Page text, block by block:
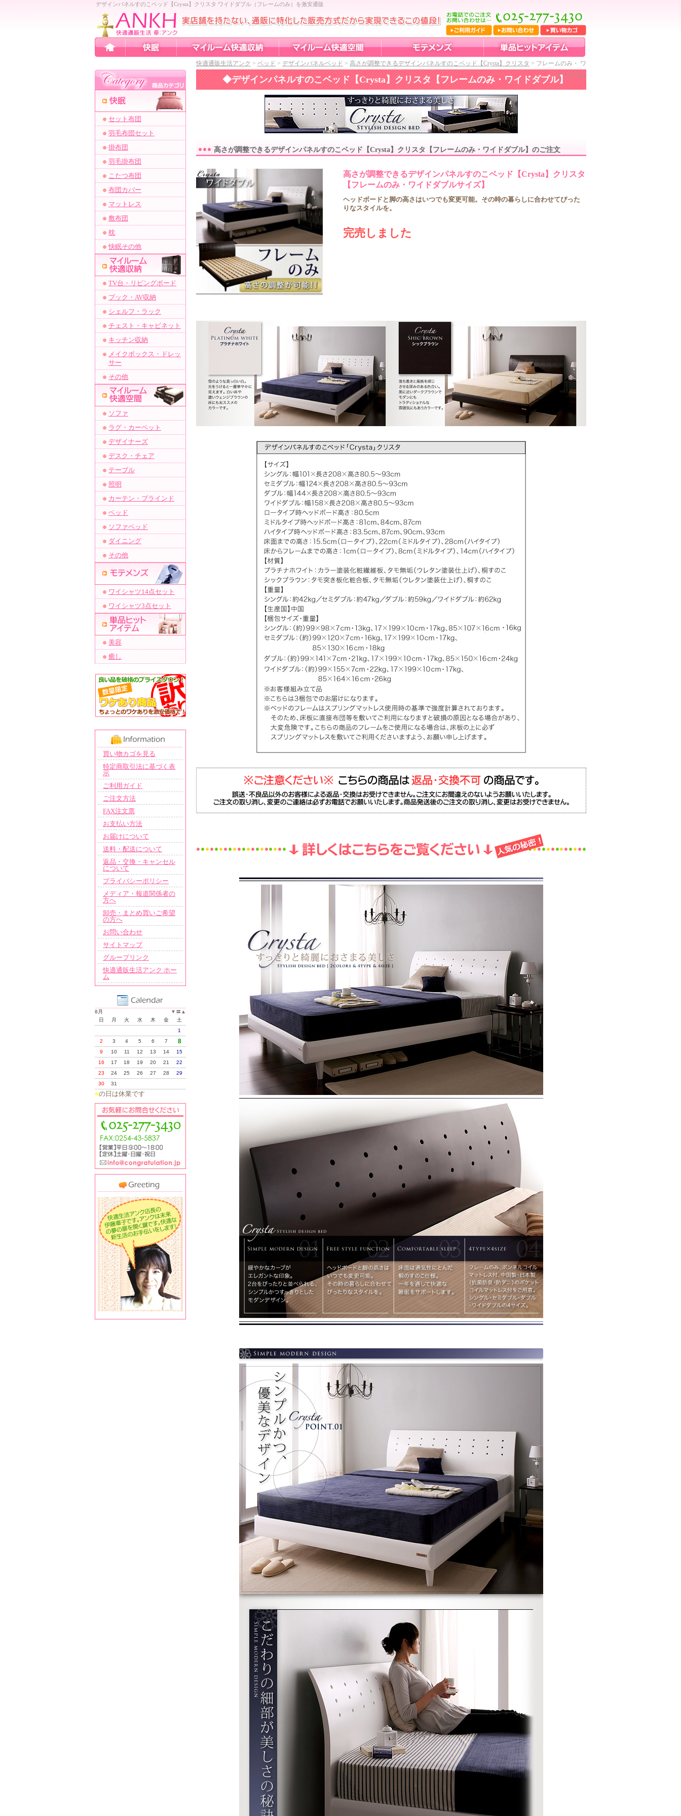
デザインパネルすのこベッド【Crysta】クリスタ ワイドダブル（フレームのみ）を激安通販
快適通販生活アンク > ベッド > デザインパネルベッド > 高さが調整できるデザインパネルすのこベッド【Crysta】クリスタ > フレームのみ・ ワ
イドダブル
◆デザインパネルすのこベッド【Crysta】クリスタ【フレームのみ・ワイドダブル】
高さが調整できるデザインパネルすのこベッド【Crysta】クリスタ【フレームのみ・ワイドダブル】のご注文
高さが調整できるデザインパネルすのこベッド【Crysta】クリスタ
【フレームのみ・ワイドダブルサイズ】
ヘッドボードと脚の高さはいつでも変更可能。その時の暮らしに合わせてぴった
りなスタイルを。
完売しました
セット布団
羽毛布団セット
掛布団
羽毛掛布団
こたつ布団
布団カバー
マットレス
敷布団
枕
快眠その他
TV台・リビングボード
ブック・AV収納
シェルフ・ラック
チェスト・キャビネット
キッチン収納
メイクボックス・ドレッ
サー
その他
ソファ
ラグ・カーペット
デザイナーズ
デスク・チェア
テーブル
照明
カーテン・ブラインド
ベッド
ソファベッド
ダイニング
その他
ワイシャツ14点セット
ワイシャツ3点セット
美容
癒し
買い物カゴを見る
特定商取引法に基づく表
示
ご利用ガイド
ご注文方法
FAX注文票
お支払い方法
お届けについて
送料・配送について
返品・交換・キャンセル
について
プライバシーポリシー
メディア・報道関係者の
方へ
卸売・まとめ買いご希望
の方へ
お問い合わせ
サイトマップ
グループリンク
快適通販生活アンク ホー
ム
▲
〓
▼
8月
日
月 火 水 木 金
土
1
2
3 4 5 6 7 8
9 10 11 12 13 14
15
16
17 18 19 20 21
22
23
24 25 26 27 28
29
30
31
■の日は休業です